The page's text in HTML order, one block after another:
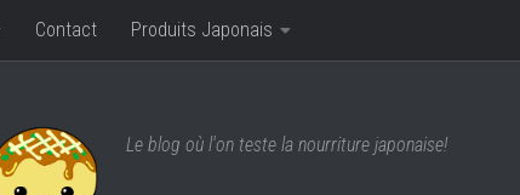
Contact Produits Japonais
Le blog où l'on teste la nourriture japonaise!